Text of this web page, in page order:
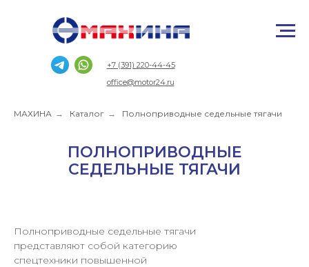
+7 (391) 220-44-45
office@motor24.ru
МАХИНА → Каталог → Полноприводные седельные тягачи
ПОЛНОПРИВОДНЫЕ
СЕДЕЛЬНЫЕ ТЯГАЧИ
Полноприводные седельные тягачи
представляют собой категорию
спецтехники повышенной